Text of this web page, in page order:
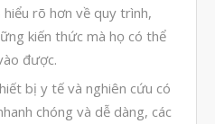
Tháng Ba 2026
Tháng Hai 2026
Tháng Một 2026
Tháng Mười Hai 2025
hiểu rõ hơn về quy trình,
kiến thức mà họ có thể
được.
bị y tế và nghiên cứu có
chóng và dễ dàng, các